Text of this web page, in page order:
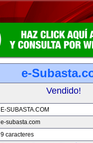
e-
Vendido!
E-SUBASTA.COM
e-subasta.com
9 caracteres